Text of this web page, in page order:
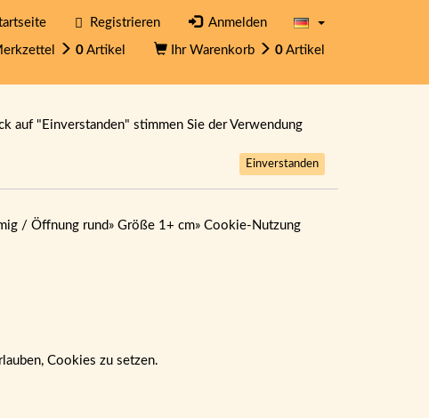
Registrieren Anmelden
0 Artikel Ihr Warenkorb 0 Artikel
auf "Einverstanden" stimmen Sie der Verwendung
Einverstanden
/ Öffnung rund» Größe 1+ cm» Cookie-Nutzung
Cookies zu setzen.